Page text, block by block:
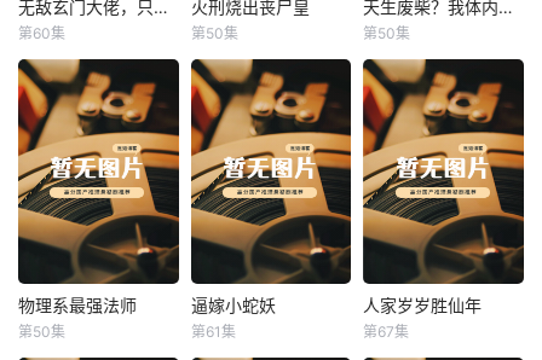
无敌玄门大佬，只听姐姐的话 无敌玄门大佬，只听姐姐的话
第60集
火刑烧出丧尸皇
火刑烧出丧尸皇
第50集
天生废柴？我体内有神血 天生废柴？我体内有神血
第50集
物理系最强法师
物理系最强法师
第50集
逼嫁小蛇妖
逼嫁小蛇妖
第61集
人家岁岁胜仙年
人家岁岁胜仙年
第67集